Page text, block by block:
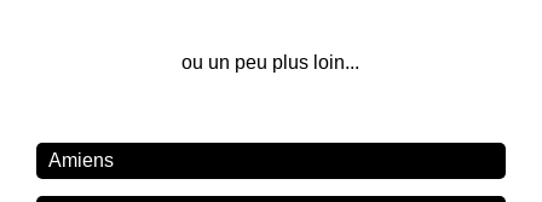
ou un peu plus loin...
Amiens